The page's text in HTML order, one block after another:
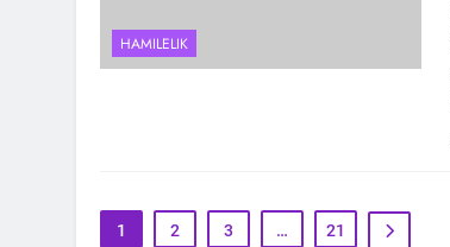
HAMILELIK
1 2 3 … 21